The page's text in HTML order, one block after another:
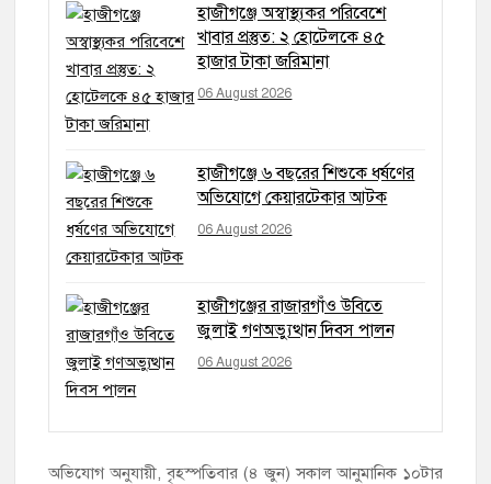
হাজীগঞ্জে অস্বাস্থ্যকর পরিবেশে
খাবার প্রস্তুত: ২ হোটেলকে ৪৫
হাজার টাকা জরিমানা
06 August 2026
হাজীগঞ্জে ৬ বছরের শিশুকে ধর্ষণের
অভিযোগে কেয়ারটেকার আটক
06 August 2026
হাজীগঞ্জের রাজারগাঁও উবিতে
জুলাই গণঅভ্যুত্থান দিবস পালন
06 August 2026
অভিযোগ অনুযায়ী, বৃহস্পতিবার (৪ জুন) সকাল আনুমানিক ১০টার